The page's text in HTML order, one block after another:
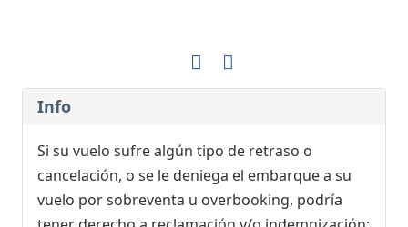
Info
Si su vuelo sufre algún tipo de retraso o
cancelación, o se le deniega el embarque a su
vuelo por sobreventa u overbooking, podría